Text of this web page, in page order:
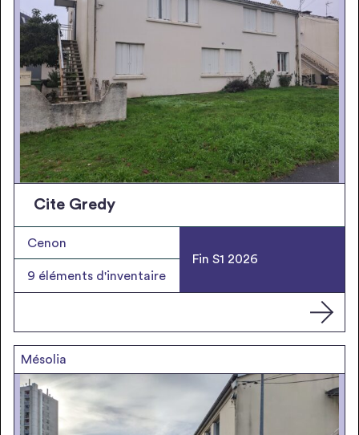
Cite Gredy
Cenon
9 éléments d'inventaire
Fin S1 2026
Mésolia